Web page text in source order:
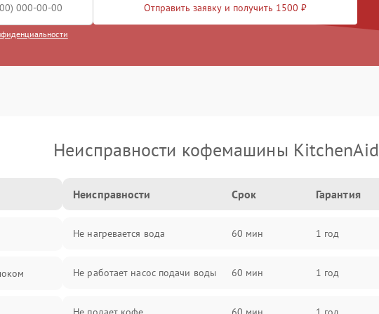
Отправить заявку и получить 1500 ₽
Неисправности кофемашины KitchenAid
Неисправности Срок Гарантия
Не нагревается вода 60 мин 1 год
Не работает насос подачи воды 60 мин 1 год